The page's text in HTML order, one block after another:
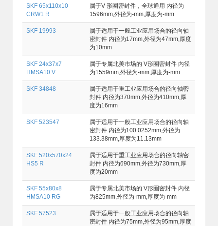
SKF 65x110x10
CRW1 R
属于V 形圈密封件，全球通用 内径为
1596mm,外径为-mm,厚度为-mm
SKF 19993
属于适用于一般工业应用场合的径向轴
密封件 内径为17mm,外径为47mm,厚度
为10mm
SKF 24x37x7
HMSA10 V
属于专属北美市场的 V形圈密封件 内径
为1559mm,外径为-mm,厚度为-mm
SKF 34848
属于适用于重工业应用场合的径向轴密
封件 内径为370mm,外径为410mm,厚
度为16mm
SKF 523547
属于适用于一般工业应用场合的径向轴
密封件 内径为100.0252mm,外径为
133.38mm,厚度为11.13mm
SKF 520x570x24
HS5 R
属于适用于重工业应用场合的径向轴密
封件 内径为690mm,外径为730mm,厚
度为20mm
SKF 55x80x8
HMSA10 RG
属于专属北美市场的 V形圈密封件 内径
为825mm,外径为-mm,厚度为-mm
SKF 57523
属于适用于一般工业应用场合的径向轴
密封件 内径为75mm,外径为95mm,厚度